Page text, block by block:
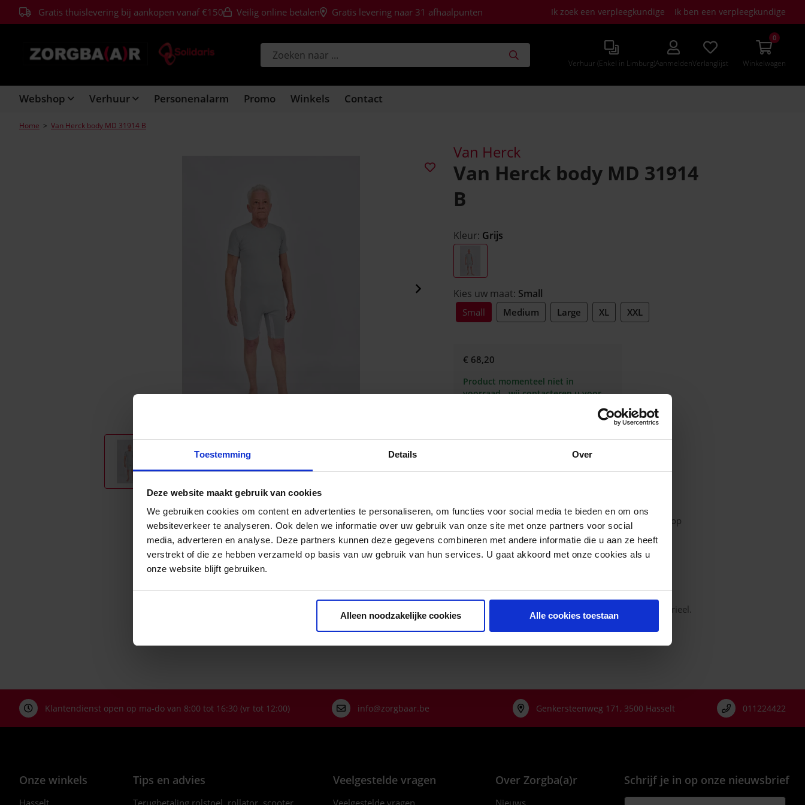
Toestemming Details Over
Deze website maakt gebruik van cookies
We gebruiken cookies om content en advertenties te personaliseren, om functies voor social media te bieden en om ons
websiteverkeer te analyseren. Ook delen we informatie over uw gebruik van onze site met onze partners voor social
media, adverteren en analyse. Deze partners kunnen deze gegevens combineren met andere informatie die u aan ze heeft
verstrekt of die ze hebben verzameld op basis van uw gebruik van hun services. U gaat akkoord met onze cookies als u
onze website blijft gebruiken.
Alleen noodzakelijke cookies Alle cookies toestaan
Gratis thuislevering bij aankopen vanaf €150 Veilig online betalen Gratis levering naar 31 afhaalpunten Ik zoek een verpleegkundige Ik ben een verpleegkundige
Verhuur (Enkel in Limburg)AanmeldenVerlanglijst Winkelwagen
0
Webshop Verhuur Personenalarm Promo Winkels Contact
Home > Van Herck body MD 31914 B
Van Herck
Van Herck body MD 31914
B
Kleur: Grijs
Kies uw maat: Small
Small Medium Large XL XXL
€ 68,20
Product momenteel niet in
voorraad - wij contacteren u voor
winkelmandje
Grijze body, korte pijpen, korte mouwen, ritssluiting op
de rug en tussen de benen, maat S tot XXL.
katoen, met BIO katoen aan de binnenzijde en
gerecycleerde polyester aan de buitenzijde, antibacterieel.
Klantendienst open op ma-do van 8:00 tot 16:30 (vr tot 12:00) info@zorgbaar.be Genkersteenweg 171, 3500 Hasselt 011224422
Onze winkels
Hasselt
Tips en advies
Terugbetaling rolstoel, rollator, scooter
Veelgestelde vragen
Veelgestelde vragen
Over Zorgba(a)r
Nieuws
Schrijf je in op onze nieuwsbrief